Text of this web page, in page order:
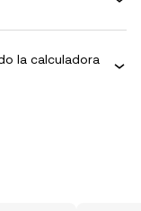
la calculadora